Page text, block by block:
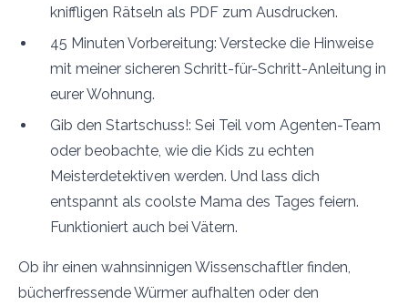
kniffligen Rätseln als PDF zum Ausdrucken.
45 Minuten Vorbereitung: Verstecke die Hinweise
mit meiner sicheren Schritt-für-Schritt-Anleitung in
eurer Wohnung.
Gib den Startschuss!: Sei Teil vom Agenten-Team
oder beobachte, wie die Kids zu echten
Meisterdetektiven werden. Und lass dich
entspannt als coolste Mama des Tages feiern.
Funktioniert auch bei Vätern.
Ob ihr einen wahnsinnigen Wissenschaftler finden,
bücherfressende Würmer aufhalten oder den